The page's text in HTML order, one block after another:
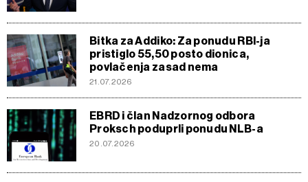
Bitka za Addiko: Za ponudu RBI-ja
pristiglo 55,50 posto dionica,
povlačenja zasad nema
21.07.2026
EBRD i član Nadzornog odbora
Proksch poduprli ponudu NLB-a
20.07.2026